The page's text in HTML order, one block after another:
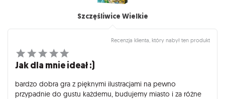
Szczęśliwice Wielkie
Recenzja klienta, który nabył ten produkt
Jak dla mnie ideał :)
bardzo dobra gra z pięknymi ilustracjami na pewno
przypadnie do gustu każdemu, budujemy miasto i za różne